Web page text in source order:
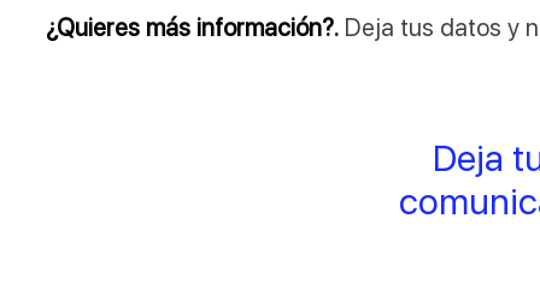
¿Quieres más información?. Deja tus datos y
Deja